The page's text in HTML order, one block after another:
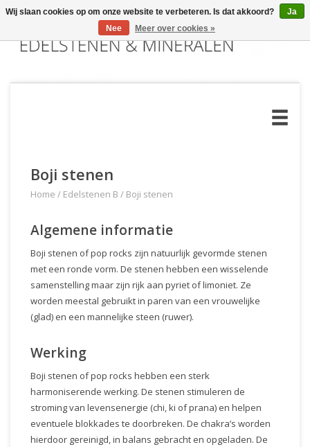
Boji stenen
Home / Edelstenen B / Boji stenen
Algemene informatie
Boji stenen of pop rocks zijn natuurlijk gevormde stenen
met een ronde vorm. De stenen hebben een wisselende
samenstelling maar zijn rijk aan pyriet of limoniet. Ze
worden meestal gebruikt in paren van een vrouwelijke
(glad) en een mannelijke steen (ruwer).
Werking
Boji stenen of pop rocks hebben een sterk
harmoniserende werking. De stenen stimuleren de
stroming van levensenergie (chi, ki of prana) en helpen
eventuele blokkades te doorbreken. De chakra’s worden
hierdoor gereinigd, in balans gebracht en opgeladen. De
Wij slaan cookies op om onze website te verbeteren. Is dat akkoord?
Ja
Nee
Meer over cookies »